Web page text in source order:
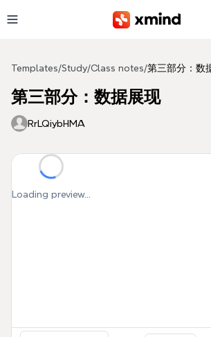
Templates/Study/Class notes/第三部分：数
第三部分：数据展现
RrLQiybHMA
Loading preview...